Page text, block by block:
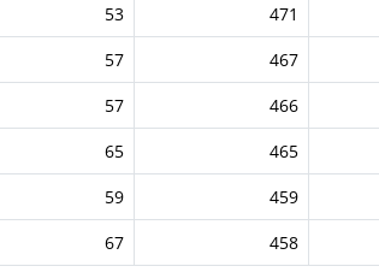
53 471
57 467
57 466
65 465
59 459
67 458